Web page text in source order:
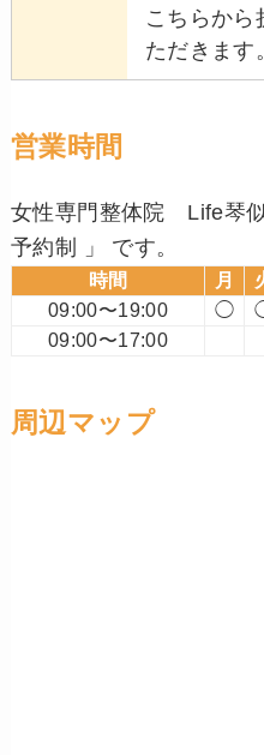
こちらから
ただきます
営業時間
女性専門整体院 Life琴
予約制 」 です。
時間 月
09:00〜19:00
◯
09:00〜17:00
周辺マップ